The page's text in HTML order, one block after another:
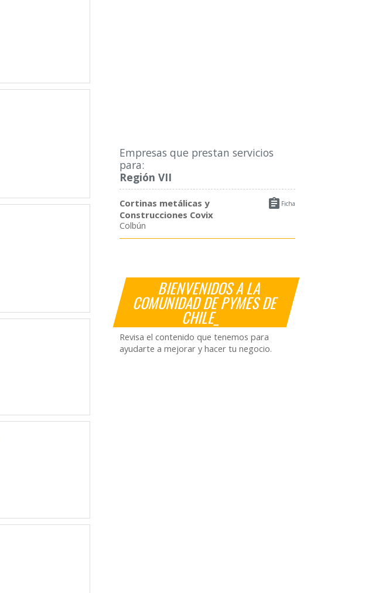
Empresas que prestan servicios
para:
Región VII
 Ficha
Cortinas metálicas y
Construcciones Covix
Colbún
BIENVENIDOS A LA
COMUNIDAD DE PYMES DE
CHILE_
Revisa el contenido que tenemos para
ayudarte a mejorar y hacer tu negocio.